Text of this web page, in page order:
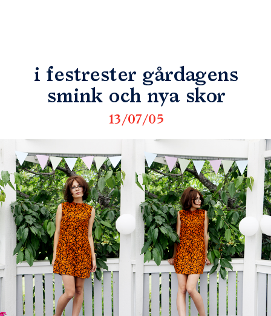
i festrester gårdagens
smink och nya skor
13/07/05